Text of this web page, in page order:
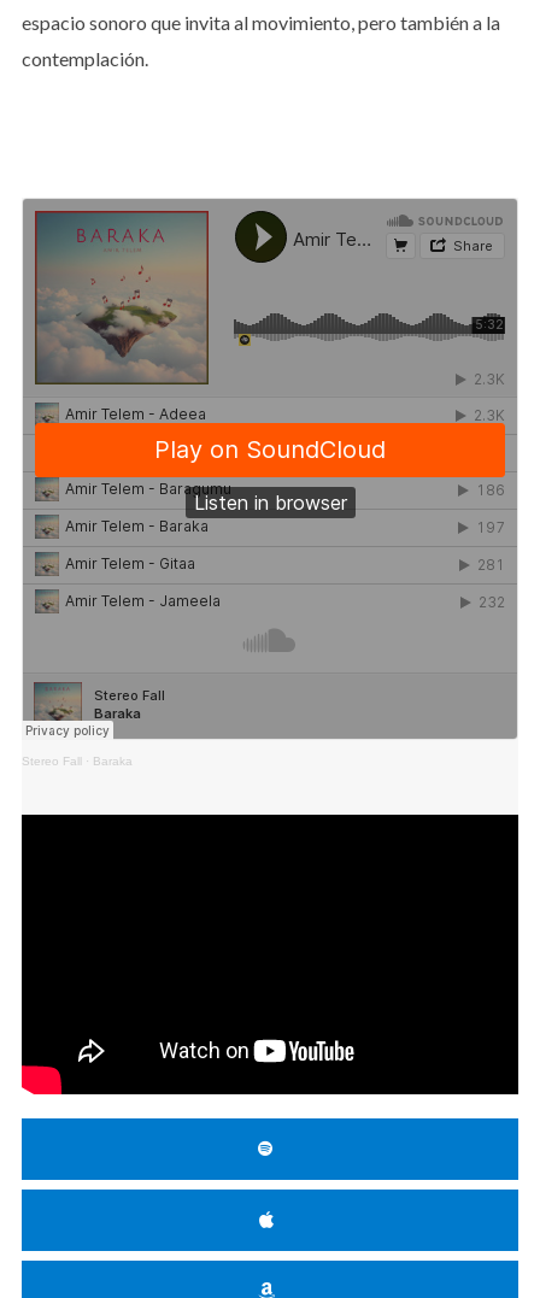
Stereo Fall· Baraka
espacio sonoro que invita al movimiento, pero también a la
contemplación.